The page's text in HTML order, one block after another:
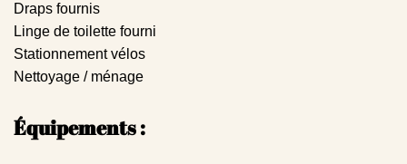
Draps fournis
Linge de toilette fourni
Stationnement vélos
Nettoyage / ménage
Équipements :